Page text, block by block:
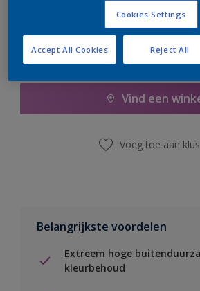
Vind een
Voeg toe aan klus
Belangrijkste voordelen
Extreem hoge
kleurbehoud
Cookies Settings
Reject All
Accept All Cookies